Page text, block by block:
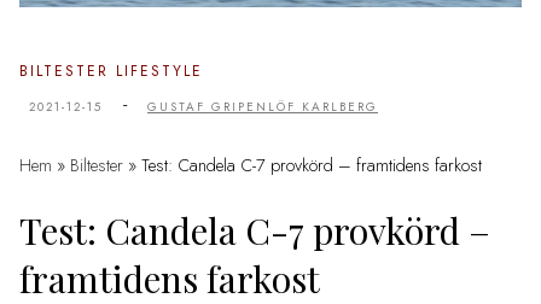
BILTESTER LIFESTYLE
2021-12-15 - GUSTAF GRIPENLÖF KARLBERG
Hem » Biltester » Test: Candela C-7 provkörd – framtidens farkost
Test: Candela C-7 provkörd –
framtidens farkost